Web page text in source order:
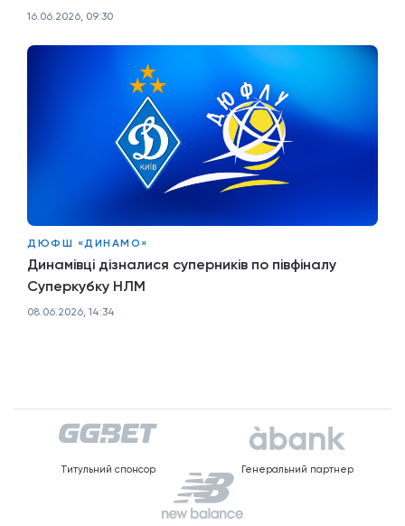
16.06.2026, 09:30
ДЮФШ «ДИНАМО»
Динамівці дізналися суперників по півфіналу
Суперкубку НЛМ
08.06.2026, 14:34
Титульний спонсор Генеральний партнер